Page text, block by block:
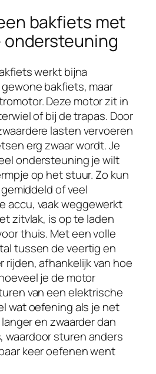
bakfiets met
werkt bijna
bakfiets, maar
Deze motor zit in
of bij de trapas. Door
lasten vervoeren
erg zwaar wordt. Je
ondersteuning je wilt
op het stuur. Zo kun
of veel
accu, vaak weggewerkt
zitvlak, is op te laden
thuis. Met een volle
tussen de veertig en
rijden, afhankelijk van hoe
je de motor
van een elektrische
wat oefening als je net
en zwaarder dan
waardoor sturen anders
keer oefenen went